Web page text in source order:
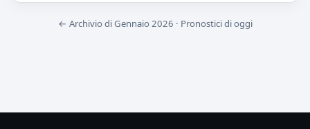
← Archivio di Gennaio 2026 · Pronostici di oggi